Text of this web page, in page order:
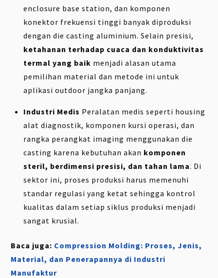
enclosure base station, dan komponen
konektor frekuensi tinggi banyak diproduksi
dengan die casting aluminium. Selain presisi,
ketahanan terhadap cuaca dan konduktivitas
termal yang baik menjadi alasan utama
pemilihan material dan metode ini untuk
aplikasi outdoor jangka panjang.
Industri Medis Peralatan medis seperti housing
alat diagnostik, komponen kursi operasi, dan
rangka perangkat imaging menggunakan die
casting karena kebutuhan akan komponen
steril, berdimensi presisi, dan tahan lama. Di
sektor ini, proses produksi harus memenuhi
standar regulasi yang ketat sehingga kontrol
kualitas dalam setiap siklus produksi menjadi
sangat krusial.
Baca juga: Compression Molding: Proses, Jenis,
Material, dan Penerapannya di Industri
Manufaktur